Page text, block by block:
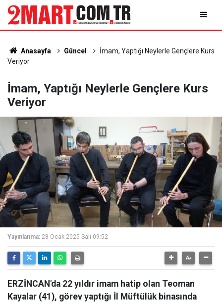
Anasayfa Güncel
İmam, Yaptığı Neylerle Gençlere Kurs
Veriyor
İmam, Yaptığı Neylerle Gençlere Kurs
Veriyor
Yayınlanma: 28 Ocak 2025 Salı 09:52
ERZİNCAN'da 22 yıldır imam hatip olan Teoman
Kayalar (41), görev yaptığı İl Müftülük binasında